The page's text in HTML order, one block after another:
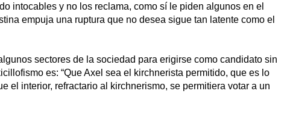
intocables y no los reclama, como sí le piden algunos en el
empuja una ruptura que no desea sigue tan latente como el
sectores de la sociedad para erigirse como candidato sin
es: “Que Axel sea el kirchnerista permitido, que es lo
el interior, refractario al kirchnerismo, se permitiera votar a un